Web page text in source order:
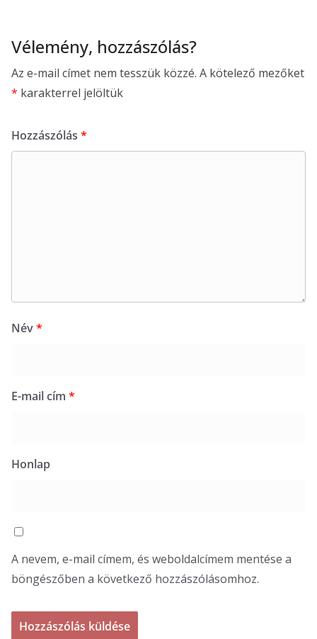
Vélemény, hozzászólás?
Az e-mail címet nem tesszük közzé. A kötelező mezőket
* karakterrel jelöltük
Hozzászólás *
Név*
E-mail cím *
Honlap
A nevem, e-mail címem, és weboldalcímem mentése a
böngészőben a következő hozzászólásomhoz.